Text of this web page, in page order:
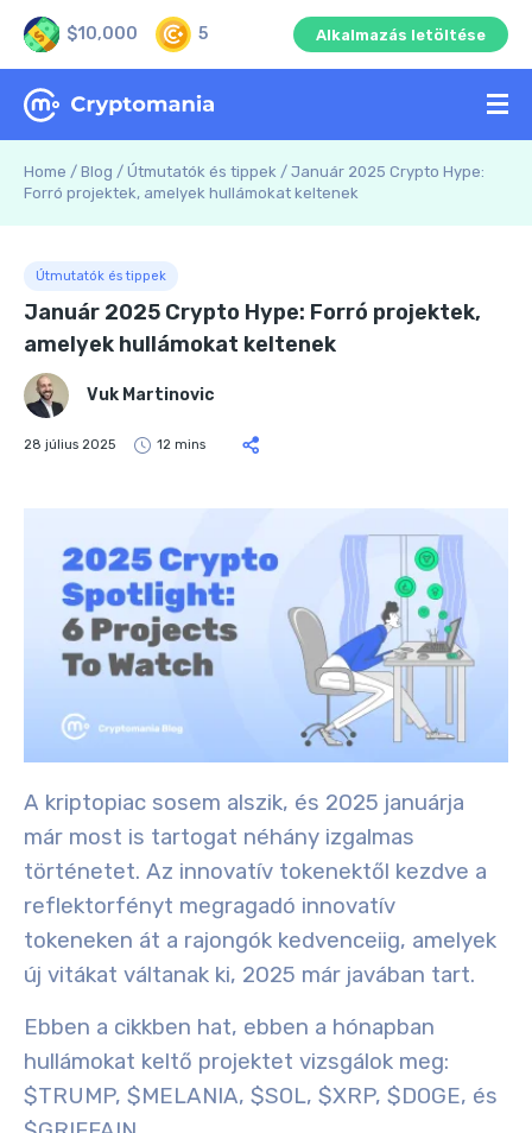
$10,000 5 Alkalmazás letöltése
Home / Blog / Útmutatók és tippek / Január 2025 Crypto Hype:
Forró projektek, amelyek hullámokat keltenek
Útmutatók és tippek
Január 2025 Crypto Hype: Forró projektek,
amelyek hullámokat keltenek
Vuk Martinovic
28 július 2025 12 mins
A kriptopiac sosem alszik, és 2025 januárja
már most is tartogat néhány izgalmas
történetet. Az innovatív tokenektől kezdve a
reflektorfényt megragadó innovatív
tokeneken át a rajongók kedvenceiig, amelyek
új vitákat váltanak ki, 2025 már javában tart.
Ebben a cikkben hat, ebben a hónapban
hullámokat keltő projektet vizsgálok meg:
$TRUMP, $MELANIA, $SOL, $XRP, $DOGE, és